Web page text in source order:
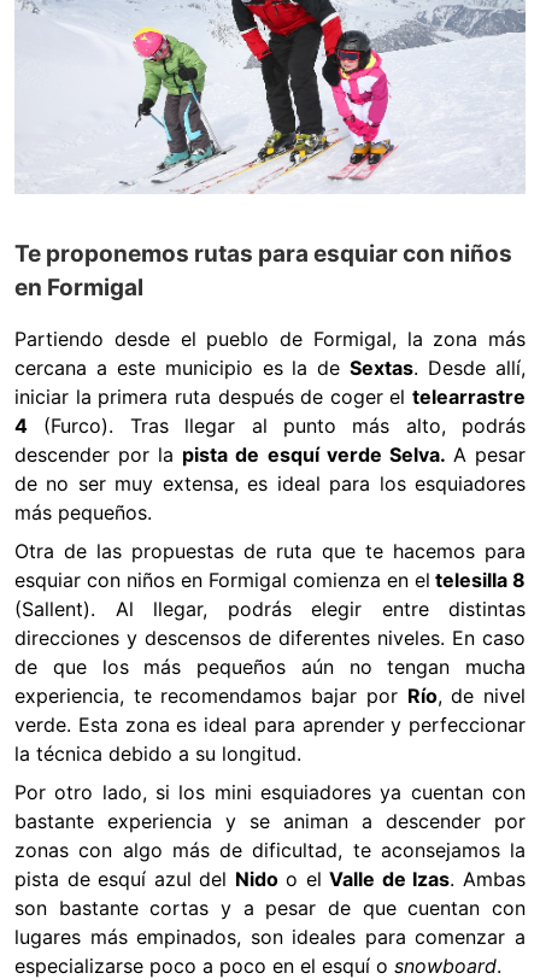
Te proponemos rutas para esquiar con niños
en Formigal
Partiendo desde el pueblo de Formigal, la zona más
cercana a este municipio es la deSextas. Desde allí,
iniciar la primera ruta después de coger el telearrastre
4 (Furco). Tras llegar al punto más alto, podrás
descender por la pista de esquí verde Selva. A pesar
de no ser muy extensa, es ideal para los esquiadores
más pequeños.
Otra de las propuestas de ruta que te hacemos para
esquiar con niños en Formigal comienza en el telesilla 8
(Sallent). Al llegar, podrás elegir entre distintas
direcciones y descensos de diferentes niveles. En caso
de que los más pequeños aún no tengan mucha
experiencia, te recomendamos bajar por Río, de nivel
verde. Esta zona es ideal para aprender y perfeccionar
la técnica debido a su longitud.
Por otro lado, si los mini esquiadores ya cuentan con
bastante experiencia y se animan a descender por
zonas con algo más de dificultad, te aconsejamos la
pista de esquí azul del Nidoo elValle de Izas. Ambas
son bastante cortas y a pesar de que cuentan con
lugares más empinados, son ideales para comenzar a
especializarse poco a poco en el esquí o snowboard.